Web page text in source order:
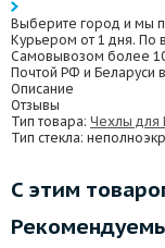
Выберите город и мы
Курьером от 1 дня. По
Самовывозом более
Почтой РФ и Беларуси
Описание
Отзывы
Тип товара: Чехлы для
Тип стекла:
С этим